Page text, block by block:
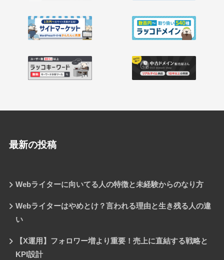
最新の投稿
Webライターに向いてる人の特徴と未経験からのなり方
Webライターはやめとけ？言われる理由と生き残る人の違
い
【X運用】フォロワー増より重要！売上に直結する戦略と
KPI設計